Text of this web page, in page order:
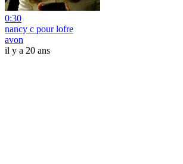
0:30
nancy c pour lofre
avon
il y a 20 ans